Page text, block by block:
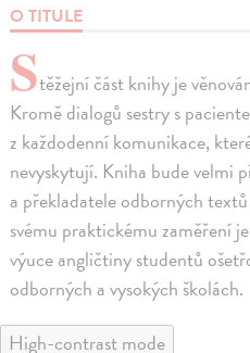
O TITULE
Stěžejní část knihy je
Kromě dialogů sestry s
z každodenní komunikace,
nevyskytují. Kniha bude velmi
a překladatele odborných
svému praktickému zaměření
výuce angličtiny studentů
odborných a vysokých školách.
High-contrast mode